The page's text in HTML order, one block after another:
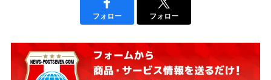
フォロー フォロー